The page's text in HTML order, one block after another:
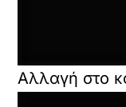
Αλλαγή στο